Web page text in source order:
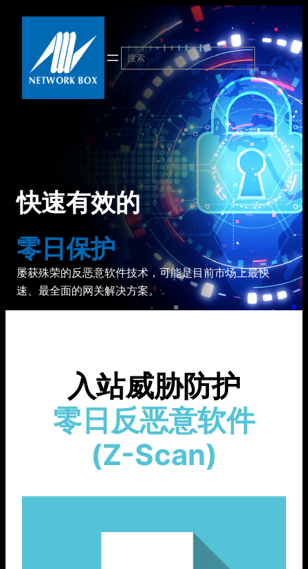
搜
索
快速有效的
零日保护
屡获殊荣的反恶意软件技术，可能是目前市场上最快
速、最全面的网关解决方案。
入站威胁防护
零日反恶意软件
(Z-Scan)